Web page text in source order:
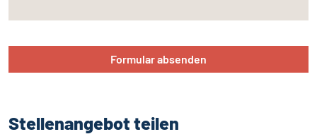
Formular absenden
Stellenangebot teilen